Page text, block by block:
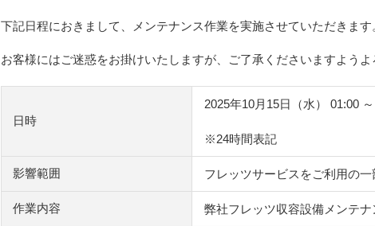
下記日程におきまして、メンテナンス作業を実施させていただきます
お客様にはご迷惑をお掛けいたしますが、ご了承くださいますようよ
日時
2025年10月15日（水） 01:00
※24時間表記
影響範囲 フレッツサービスをご利用の一
作業内容 弊社フレッツ収容設備メンテナ